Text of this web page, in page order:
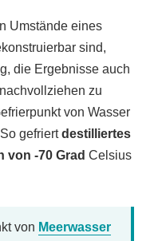
Umstände eines
sind,
die Ergebnisse auch
zu
von Wasser
gefriertdestilliertes
von -70 Grad Celsius
von Meerwasser